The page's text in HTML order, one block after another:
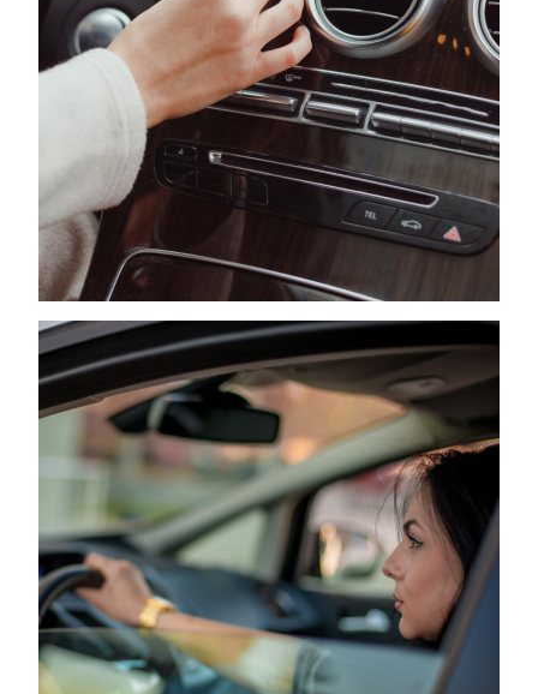
Udostępniając
swoje
zainteresowania i
zachowania
podczas
odwiedzania naszej
strony, zwiększasz
szansę na
zobaczenie
spersonalizowanych
treści i ofert.